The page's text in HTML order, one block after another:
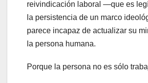
reivindicación laboral —que es
la persistencia de un marco
parece incapaz de actualizar su
la persona humana.
Porque la persona no es sólo